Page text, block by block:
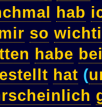
hab
so
habe
hat (